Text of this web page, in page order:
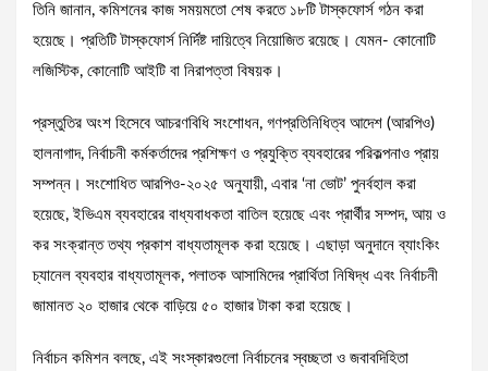
তিনি জানান, কমিশনের কাজ সময়মতো শেষ করতে ১৮টি টাস্কফোর্স গঠন করা
হয়েছে। প্রতিটি টাস্কফোর্স নির্দিষ্ট দায়িত্বে নিয়োজিত রয়েছে। যেমন- কোনোটি
লজিস্টিক, কোনোটি আইটি বা নিরাপত্তা বিষয়ক।
প্রস্তুতির অংশ হিসেবে আচরণবিধি সংশোধন, গণপ্রতিনিধিত্ব আদেশ (আরপিও)
হালনাগাদ, নির্বাচনী কর্মকর্তাদের প্রশিক্ষণ ও প্রযুক্তি ব্যবহারের পরিকল্পনাও প্রায়
সম্পন্ন। সংশোধিত আরপিও-২০২৫ অনুযায়ী, এবার ‘না ভোট’ পুনর্বহাল করা
হয়েছে, ইভিএম ব্যবহারের বাধ্যবাধকতা বাতিল হয়েছে এবং প্রার্থীর সম্পদ, আয় ও
কর সংক্রান্ত তথ্য প্রকাশ বাধ্যতামূলক করা হয়েছে। এছাড়া অনুদানে ব্যাংকিং
চ্যানেল ব্যবহার বাধ্যতামূলক, পলাতক আসামিদের প্রার্থিতা নিষিদ্ধ এবং নির্বাচনী
জামানত ২০ হাজার থেকে বাড়িয়ে ৫০ হাজার টাকা করা হয়েছে।
নির্বাচন কমিশন বলছে, এই সংস্কারগুলো নির্বাচনের স্বচ্ছতা ও জবাবদিহিতা